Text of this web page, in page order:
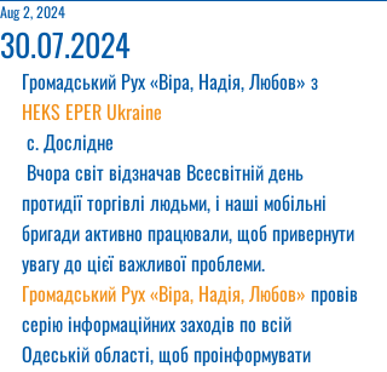
30.07.2024
Aug 2, 2024
Громадський Рух «Віра, Надія, Любов» з
HEKS EPER Ukraine
с. Дослідне
Вчора світ відзначав Всесвітній день
протидії торгівлі людьми, і наші мобільні
бригади активно працювали, щоб привернути
увагу до цієї важливої проблеми.
Громадський Рух «Віра, Надія, Любов» провів
серію інформаційних заходів по всій
Одеській області, щоб проінформувати